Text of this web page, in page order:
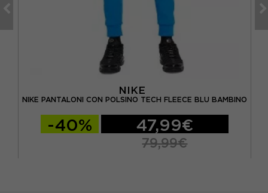
NIKE
NIKE PANTALONI CON POLSINO TECH FLEECE BLU BAMBINO
-40% 47,99€
79,99€